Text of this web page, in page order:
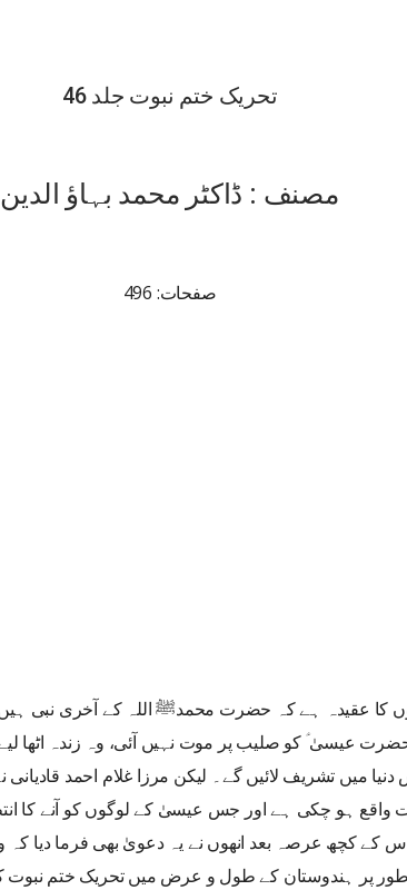
تحریک ختم نبوت جلد 46
مصنف : ڈاکٹر محمد بہاؤ الدین
صفحات: 496
کا عقیدہ ہے کہ حضرت محمدﷺ اللہ کے آخری نبی
عیسیٰ ؑ کو صلیب پر موت نہیں آئی، وہ زندہ اٹھا
دنیا میں تشریف لائیں گے۔ لیکن مرزا غلام احمد
ہو چکی ہے اور جس عیسیٰ کے لوگوں کو آنے کا
کے کچھ عرصہ بعد انھوں نے یہ دعویٰ بھی فرما دیا کہ
پر ہندوستان کے طول و عرض میں تحریک ختم نبوت